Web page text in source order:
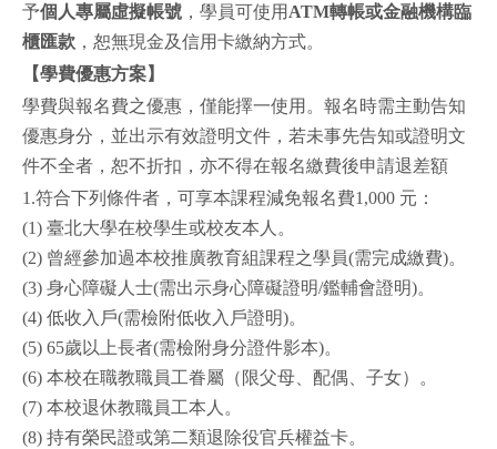
予個人專屬虛擬帳號 ，學員可使用 ATM轉帳或金融機構臨
櫃匯款 ，恕無現金及信用卡繳納方式。
【學費優惠方案】
學費與報名費之優惠，僅能擇一使用。報名時需主動告知
優惠身分，並出示有效證明文件，若未事先告知或證明文
件不全者，恕不折扣，亦不得在報名繳費後申請退差額
1.符合下列條件者，可享本課程減免報名費1,000 元：
(1) 臺北大學在校學生或校友本人。
(2) 曾經參加過本校推廣教育組課程之學員(需完成繳費)。
(3) 身心障礙人士(需出示身心障礙證明/鑑輔會證明)。
(4) 低收入戶(需檢附低收入戶證明)。
(5) 65歲以上長者(需檢附身分證件影本)。
(6) 本校在職教職員工眷屬（限父母、配偶、子女）。
(7) 本校退休教職員工本人。
(8) 持有榮民證或第二類退除役官兵權益卡。